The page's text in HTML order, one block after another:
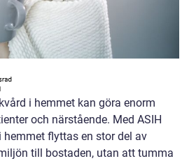
i hemmet kan göra enorm
och närstående. Med ASIH
hemmet flyttas en stor del av
till bostaden, utan att tumma